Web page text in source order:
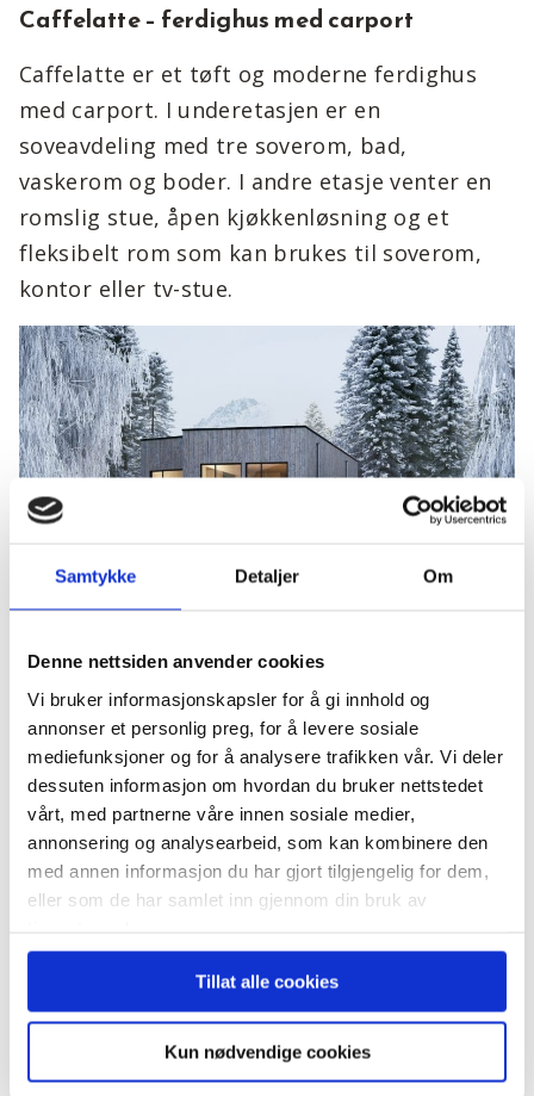
Samtykke Detaljer Om
Denne nettsiden anvender cookies
Vi bruker informasjonskapsler for å gi innhold og
annonser et personlig preg, for å levere sosiale
mediefunksjoner og for å analysere trafikken vår. Vi deler
dessuten informasjon om hvordan du bruker nettstedet
vårt, med partnerne våre innen sosiale medier,
annonsering og analysearbeid, som kan kombinere den
med annen informasjon du har gjort tilgjengelig for dem,
eller som de har samlet inn gjennom din bruk av
Tillat alle cookies
Kun nødvendige cookies
Caffelatte – ferdighus med carport
Caffelatte er et tøft og moderne ferdighus
med carport. I underetasjen er en
soveavdeling med tre soverom, bad,
vaskerom og boder. I andre etasje venter en
romslig stue, åpen kjøkkenløsning og et
fleksibelt rom som kan brukes til soverom,
kontor eller tv-stue.
Les mer om Caffelatte
Hvorfor velge Hellvik Hus?
Hellvik Hus var boligkjeden i landet med de
mest fornøyde eneboligkundene ifølge
Prognosesenterets bransjemåling i både 2016
og 2020, med en KTI på 82 i 2020.